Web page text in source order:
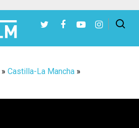
» Castilla-La Mancha »